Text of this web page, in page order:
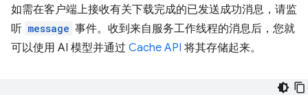
如需在客户端上接收有关下载完成的已发送成功消息，请监
听 message 事件。收到来自服务工作线程的消息后，您就
可以使用 AI 模型并通过 Cache API 将其存储起来。